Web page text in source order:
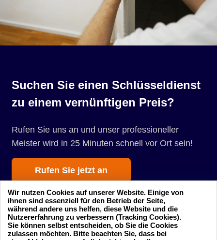
Suchen Sie einen Schlüsseldienst
zu einem vernünftigen Preis?
Rufen Sie uns an und unser professioneller
Meister wird in 25 Minuten schnell vor Ort sein!
Rufen Sie jetzt an
Wir nutzen Cookies auf unserer Website. Einige von
ihnen sind essenziell für den Betrieb der Seite,
während andere uns helfen, diese Website und die
Nutzererfahrung zu verbessern (Tracking Cookies).
Sie können selbst entscheiden, ob Sie die Cookies
zulassen möchten. Bitte beachten Sie, dass bei